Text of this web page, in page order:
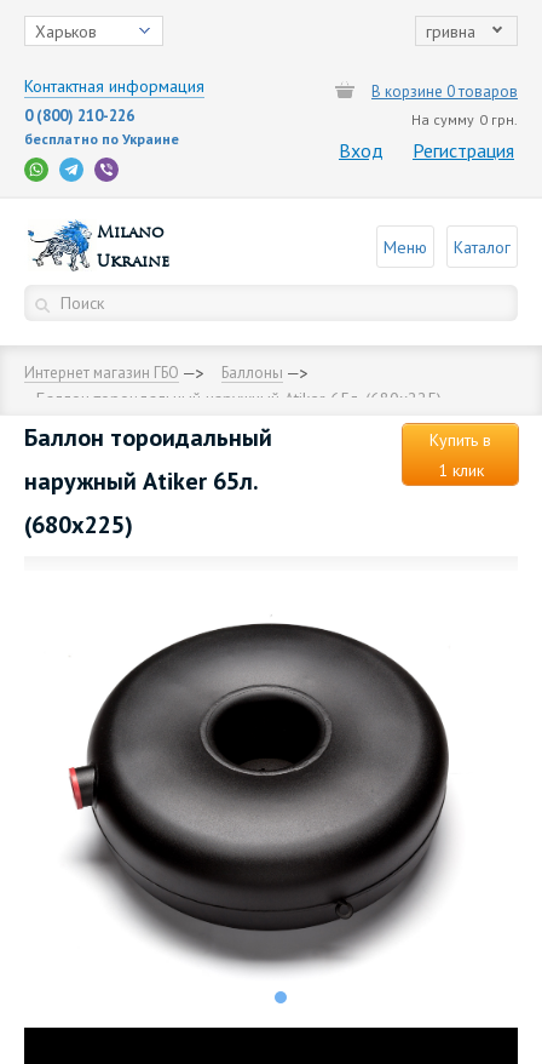
Харьков гривна
Контактная информация
0 (800) 210-226
бесплатно по Украине
В корзине 0 товаров
На сумму 0 грн.
Вход Регистрация
Milano
Ukraine
Меню Каталог
Интернет магазин ГБО Баллоны
Баллон тороидальный наружный Аtiker 65л. (680х225)
Баллон тороидальный
наружный Аtiker 65л.
(680х225)
Купить в
1 клик